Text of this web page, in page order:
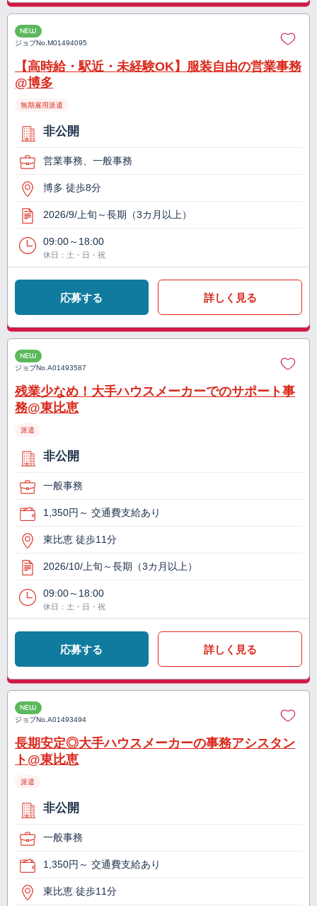
NEW
ジョブNo.M01494095
【高時給・駅近・未経験OK】服装自由の営業事務
@博多
無期雇用派遣
非公開
営業事務、一般事務
博多 徒歩8分
2026/9/上旬～長期（3カ月以上）
09:00～18:00
休日：土・日・祝
応募する 詳しく見る
NEW
ジョブNo.A01493587
残業少なめ！大手ハウスメーカーでのサポート事
務@東比恵
派遣
非公開
一般事務
1,350円～ 交通費支給あり
東比恵 徒歩11分
2026/10/上旬～長期（3カ月以上）
09:00～18:00
休日：土・日・祝
応募する 詳しく見る
NEW
ジョブNo.A01493494
長期安定◎大手ハウスメーカーの事務アシスタン
ト@東比恵
派遣
非公開
一般事務
1,350円～ 交通費支給あり
東比恵 徒歩11分